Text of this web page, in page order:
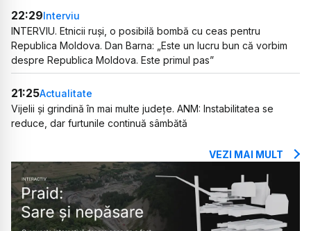
22:29Interviu
INTERVIU. Etnicii ruși, o posibilă bombă cu ceas pentru
Republica Moldova. Dan Barna: „Este un lucru bun că vorbim
despre Republica Moldova. Este primul pas”
21:25Actualitate
Vijelii și grindină în mai multe județe. ANM: Instabilitatea se
reduce, dar furtunile continuă sâmbătă
VEZI MAI MULT